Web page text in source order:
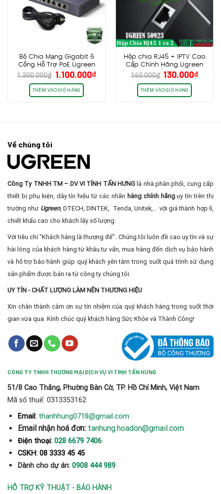
Bộ Chia Mạng Gigabit 6
Cổng Hỗ Trợ PoE Ugreen
35371 CM741
1.300.000₫ Giá
gốc
là:
1.300.000₫.
1.100.000₫Giá
THÊM VÀO GIỎ HÀNG
Hộp chia RJ45 + IPTV Cao
Cấp Chính Hãng Ugreen
50923 (Bộ 2 cái)
160.000₫ Giá
gốc
là:
160.000₫.
130.000₫Giá
THÊM VÀO GIỎ HÀNG
Về chúng tôi
Công Ty TNHH TM – DV VI TÍNH TẤN HƯNG là nhà phân phối, cung cấp
thiết bị phụ kiện, dây tín hiệu từ các nhãn hàng chính hãnguy tín trên thị
trường như Ugreen, DTECH, DINTEK, Tenda, Unitek,… với giá thành hợp lí,
chiết khấu cao cho khách lấy số lượng.
Với tiêu chí “Khách hàng là thượng đế”. Chúng tôi luôn đề cao uy tín và sự
hài lòng của khách hàng từ khâu tư vấn, mua hàng đến dịch vụ bảo hành
và hỗ trợ bảo hành giúp quý khách yên tâm trong suốt quá trình sử dụng
sản phẩm được bán ra từ công ty chúng tôi.
UY TÍN - CHẤT LƯỢNG LÀM NÊN THƯƠNG HIỆU
Xin chân thành cảm ơn sự tín nhiệm của quý khách hàng trong suốt thời
gian vừa qua. Kính chúc quý khách hàng Sức Khỏe và Thành Công!
CÔNG TY TNHH THƯƠNG MẠI DỊCH VỤ VI TÍNH TẤN HƯNG
51/8 Cao Thắng, Phường Bàn Cờ, TP. Hồ Chí Minh, Việt Nam
Mã số thuế: 0313353162
Email: thanhhung0718@gmail.com
Email nhận hoá đơn: tanhung.hoadon@gmail.com
Điện thoại: 028 6679 7406
CSKH: 08 3333 45 45
Dành cho dự án: 0908 444 989
HỖ TRỢ KỸ THUẬT - BẢO HÀNH